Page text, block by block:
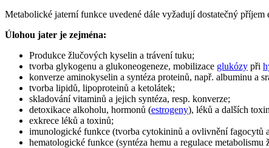
Metabolické jaterní funkce uvedené dále vyžadují dostatečný
Úlohou jater je zejména:
Produkce žlučových kyselin a trávení tuku;
tvorba glykogenu a glukoneogeneze, mobilizace glukózy při
konverze aminokyselin a syntéza proteinů, např. albuminu a
tvorba lipidů, lipoproteinů a ketolátek;
skladování vitaminů a jejich syntéza, resp. konverze;
detoxikace alkoholu, hormonů (estrogeny), léků a dalších
exkrece léků a toxinů;
imunologické funkce (tvorba cytokininů a ovlivnění fagocytů
hematologické funkce (syntéza hemu a regulace metabolismu